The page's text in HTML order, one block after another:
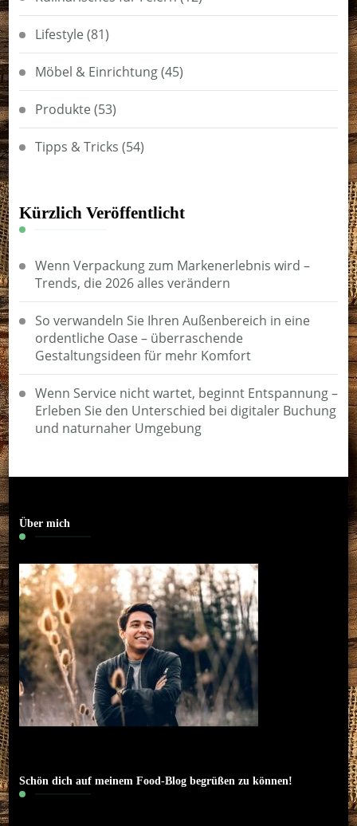
Lifestyle (81)
Möbel & Einrichtung(45)
Produkte (53)
Tipps & Tricks (54)
Kürzlich Veröffentlicht
Wenn Verpackung zum Markenerlebnis wird –
Trends, die 2026 alles verändern
So verwandeln Sie Ihren Außenbereich in eine
ordentliche Oase – überraschende
Gestaltungsideen für mehr Komfort
Wenn Service nicht wartet, beginnt Entspannung –
Erleben Sie den Unterschied bei digitaler Buchung
und naturnaher Umgebung
Über mich
Schön dich auf meinem Food-Blog begrüßen zu können!